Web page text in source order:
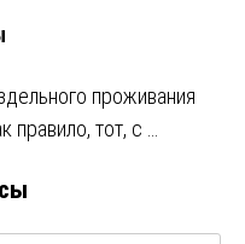
проживания
правило, тот, с …